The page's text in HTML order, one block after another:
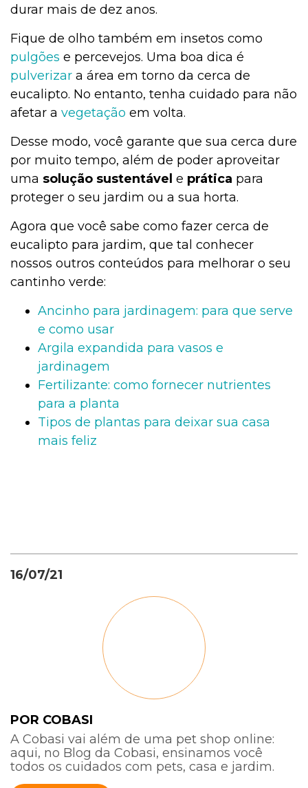
durar mais de dez anos.
Fique de olho também em insetos como
pulgões e percevejos. Uma boa dica é
pulverizar a área em torno da cerca de
eucalipto. No entanto, tenha cuidado para não
afetar a vegetação em volta.
Desse modo, você garante que sua cerca dure
por muito tempo, além de poder aproveitar
uma solução sustentável e prática para
proteger o seu jardim ou a sua horta.
Agora que você sabe como fazer cerca de
eucalipto para jardim, que tal conhecer
nossos outros conteúdos para melhorar o seu
cantinho verde:
Ancinho para jardinagem: para que serve
e como usar
Argila expandida para vasos e
jardinagem
Fertilizante: como fornecer nutrientes
para a planta
Tipos de plantas para deixar sua casa
mais feliz
16/07/21
POR COBASI
A Cobasi vai além de uma pet shop online:
aqui, no Blog da Cobasi, ensinamos você
todos os cuidados com pets, casa e jardim.